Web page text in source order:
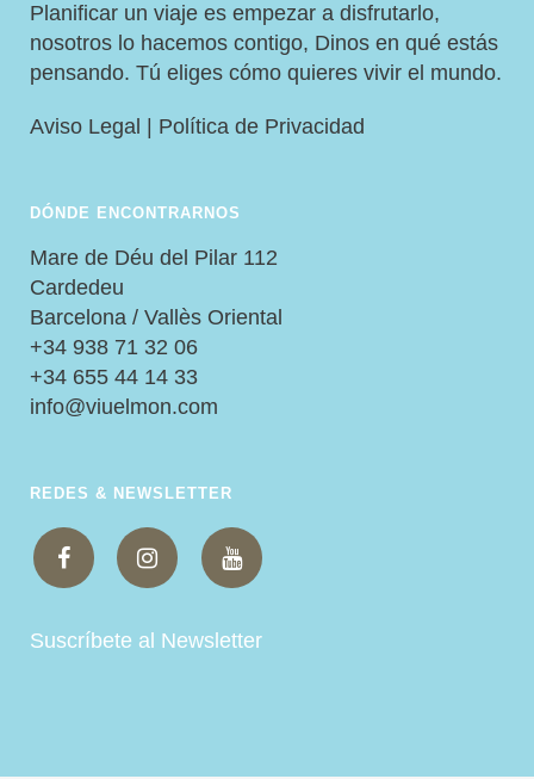
Planificar un viaje es empezar a disfrutarlo,
nosotros lo hacemos contigo, Dinos en qué estás
pensando. Tú eliges cómo quieres vivir el mundo.
Aviso Legal Política de Privacidad
DÓNDE ENCONTRARNOS
Mare de Déu del Pilar 112
Cardedeu
Barcelona / Vallès Oriental
+34 938 71 32 06
+34 655 44 14 33
info@viuelmon.com
REDES & NEWSLETTER
Suscríbete al Newsletter